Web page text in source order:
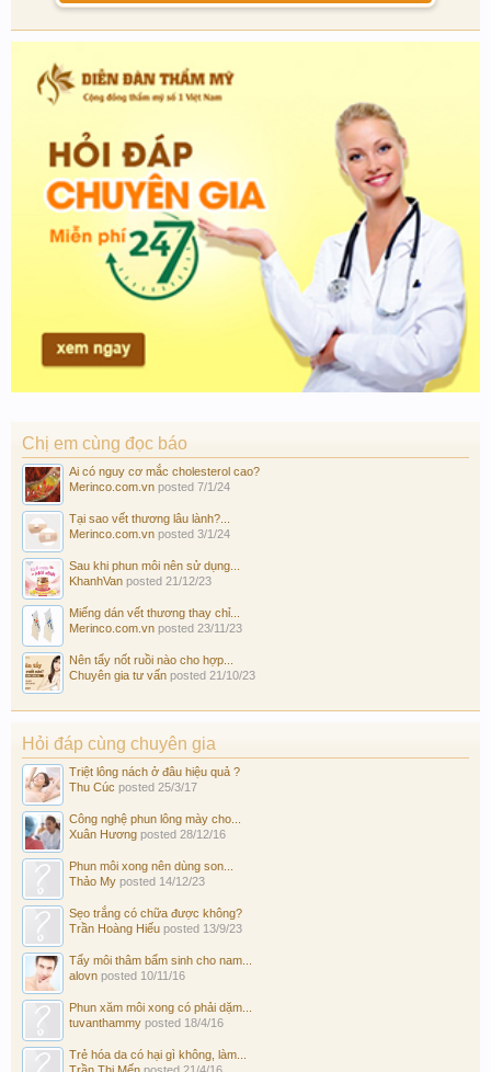
Chị em cùng đọc báo
Ai có nguy cơ mắc cholesterol cao?
Merinco.com.vn posted 7/1/24
Tại sao vết thương lâu lành?...
Merinco.com.vn posted 3/1/24
Sau khi phun môi nên sử dụng...
KhanhVan posted 21/12/23
Miếng dán vết thương thay chỉ...
Merinco.com.vn posted 23/11/23
Nên tẩy nốt ruồi nào cho hợp...
Chuyên gia tư vấn posted 21/10/23
Hỏi đáp cùng chuyên gia
Triệt lông nách ở đâu hiệu quả ?
Thu Cúc posted 25/3/17
Công nghệ phun lông mày cho...
Xuân Hương posted 28/12/16
Phun môi xong nên dùng son...
Thảo My posted 14/12/23
Sẹo trắng có chữa được không?
Trần Hoàng Hiếu posted 13/9/23
Tẩy môi thâm bẩm sinh cho nam...
alovn posted 10/11/16
Phun xăm môi xong có phải dặm...
tuvanthammy posted 18/4/16
Trẻ hóa da có hại gì không, làm...
Trần Thị Mến posted 21/4/16